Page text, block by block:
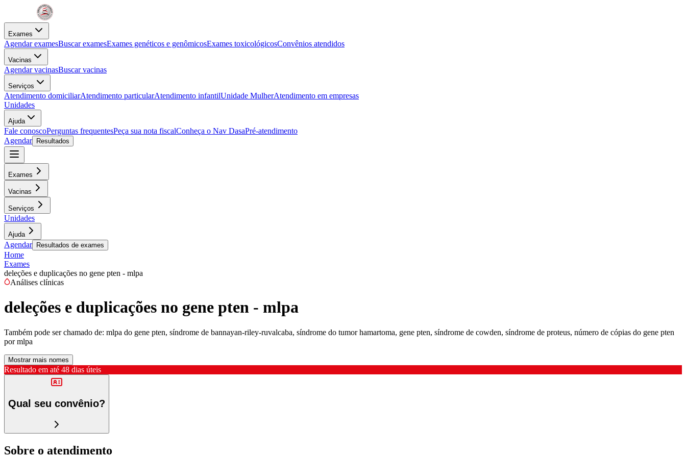
Exames
Agendar examesBuscar examesExames genéticos e genômicosExames toxicológicosConvênios atendidos
Vacinas
Agendar vacinasBuscar vacinas
Serviços
Atendimento domiciliarAtendimento particularAtendimento infantilUnidade MulherAtendimento em empresas
Unidades
Ajuda
Fale conoscoPerguntas frequentesPeça sua nota fiscalConheça o Nav DasaPré-atendimento
Agendar
Resultados
Exames
Vacinas
Serviços
Unidades
Ajuda
Agendar Resultados de exames
Home
Exames
deleções e duplicações no gene pten - mlpa
Análises clínicas
deleções e duplicações no gene pten - mlpa
Também pode ser chamado de: mlpa do gene pten, síndrome de bannayan-riley-ruvalcaba, síndrome do tumor hamartoma, gene pten, síndrome de cowden, síndrome de proteus, número de cópias do gene pten
por mlpa
Mostrar mais nomes
Resultado em até 48 dias úteis
Qual seu convênio?
Sobre o atendimento